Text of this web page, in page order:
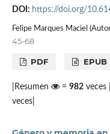
DOI: https://doi.org/
Felipe Marques Maciel
45-68
PDF EPUB
|Resumen = 982veces
veces|